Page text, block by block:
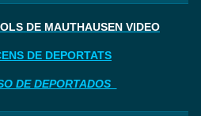
DE MAUTHAUSEN VIDEO
DE DEPORTATS
DE DEPORTADOS